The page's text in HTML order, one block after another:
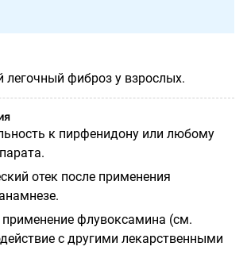
легочный фиброз у взрослых.
к пирфенидону или любому
отек после применения
флувоксамина (см.
с другими лекарственными